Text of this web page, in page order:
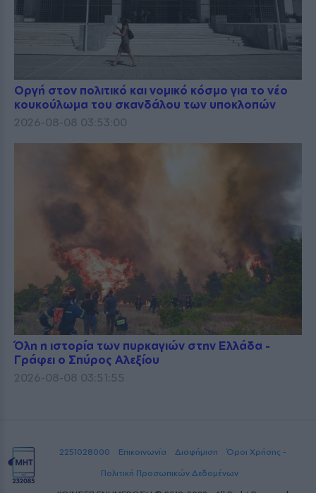
Οργή στον πολιτικό και νομικό κόσμο για το νέο
κουκούλωμα του σκανδάλου των υποκλοπών
2026-08-08 03:53:00
Όλη η ιστορία των πυρκαγιών στην Ελλάδα -
Γράφει ο Σπύρος Αλεξίου
2026-08-08 03:51:55
2251028000 Επικοινωνία Διαφήμιση
Όροι Χρήσης -
Πολιτική Προσωπικών Δεδομένων